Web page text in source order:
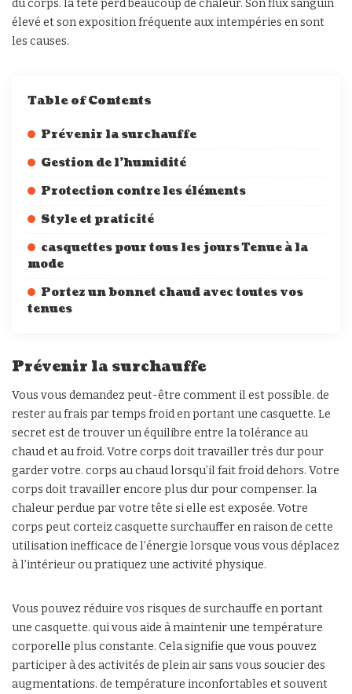
du corps. la tête perd beaucoup de chaleur. Son flux sanguin
élevé et son exposition fréquente aux intempéries en sont
les causes.
Table of Contents
Prévenir la surchauffe
Gestion de l’humidité
Protection contre les éléments
Style et praticité
casquettes pour tous les jours Tenue à la
mode
Portez un bonnet chaud avec toutes vos
tenues
Prévenir la surchauffe
Vous vous demandez peut-être comment il est possible. de
rester au frais par temps froid en portant une casquette. Le
secret est de trouver un équilibre entre la tolérance au
chaud et au froid. Votre corps doit travailler très dur pour
garder votre. corps au chaud lorsqu’il fait froid dehors. Votre
corps doit travailler encore plus dur pour compenser. la
chaleur perdue par votre tête si elle est exposée. Votre
corps peut corteiz casquette surchauffer en raison de cette
utilisation inefficace de l’énergie lorsque vous vous déplacez
à l’intérieur ou pratiquez une activité physique.
Vous pouvez réduire vos risques de surchauffe en portant
une casquette. qui vous aide à maintenir une température
corporelle plus constante. Cela signifie que vous pouvez
participer à des activités de plein air sans vous soucier des
augmentations. de température inconfortables et souvent